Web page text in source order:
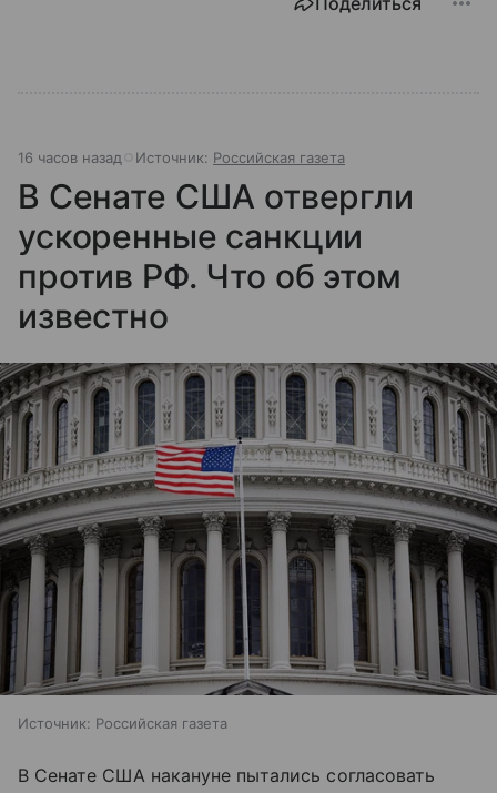
16 часов назад Источник: Российская газета
В Сенате США отвергли
ускоренные санкции
против РФ. Что об этом
известно
Источник: Российская газета
В Сенате США накануне пытались согласовать